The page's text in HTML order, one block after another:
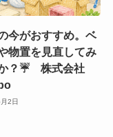
今がおすすめ。ベ
物置を見直してみ
？☔ 株式会社
2日